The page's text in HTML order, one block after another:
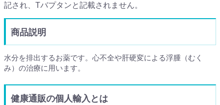
記され、Tバプタンと記載されません。
商品説明
水分を排出するお薬です。心不全や肝硬変による浮腫（むく
み）の治療に用います。
健康通販の個人輸入とは